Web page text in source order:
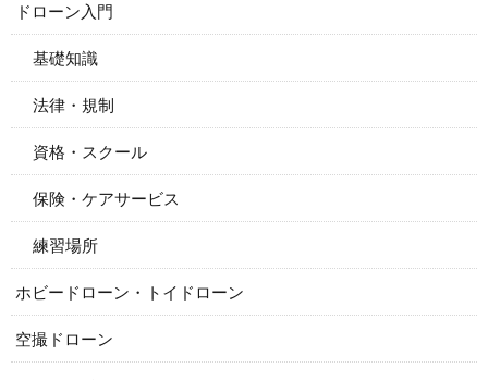
ドローン入門
基礎知識
法律・規制
資格・スクール
保険・ケアサービス
練習場所
ホビードローン・トイドローン
空撮ドローン